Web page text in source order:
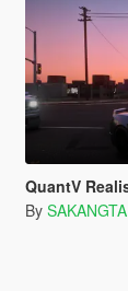
QuantV
By SAKANGTA